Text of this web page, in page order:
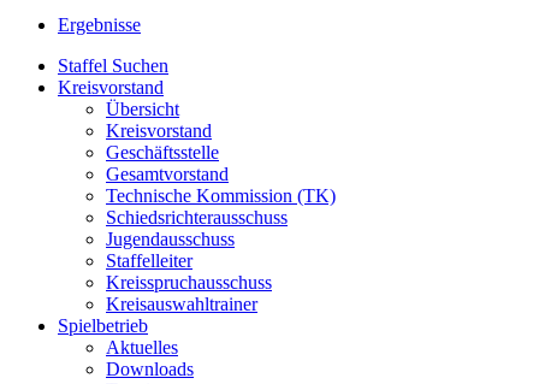
Ergebnisse
Staffel Suchen
Kreisvorstand
Übersicht
Kreisvorstand
Geschäftsstelle
Gesamtvorstand
Technische Kommission (TK)
Schiedsrichterausschuss
Jugendausschuss
Staffelleiter
Kreisspruchausschuss
Kreisauswahltrainer
Spielbetrieb
Aktuelles
Downloads